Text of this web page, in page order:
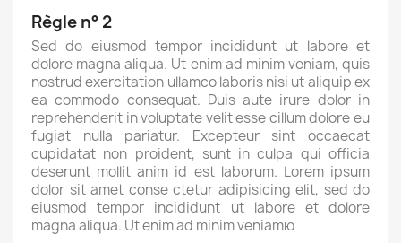
Règle n° 2
Sed do eiusmod tempor incididunt ut labore et
dolore magna aliqua. Ut enim ad minim veniam, quis
nostrud exercitation ullamco laboris nisi ut aliquip ex
ea commodo consequat. Duis aute irure dolor in
reprehenderit in voluptate velit esse cillum dolore eu
fugiat nulla pariatur. Excepteur sint occaecat
cupidatat non proident, sunt in culpa qui officia
deserunt mollit anim id est laborum. Lorem ipsum
dolor sit amet conse ctetur adipisicing elit, sed do
eiusmod tempor incididunt ut labore et dolore
magna aliqua. Ut enim ad minim veniamю
Créer une liste d'envies ×
Nom de la liste d'envies